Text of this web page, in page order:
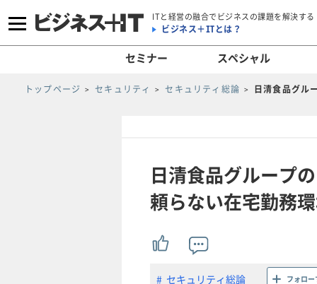
ITと経営の融合でビジネスの課題を解決する
ビジネス＋ITとは？
セミナー スペシャル
トップページ セキュリティ セキュリティ総論 日清食品グル
日清食品グループ
頼らない在宅勤務
セキュリティ総論 フォロー